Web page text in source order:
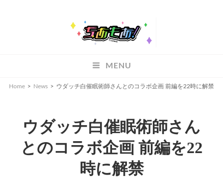
MENU
Home > News > ウダッチ白催眠術師さんとのコラボ企画 前編を22時に解禁
ウダッチ白催眠術師さん
とのコラボ企画 前編を22
時に解禁